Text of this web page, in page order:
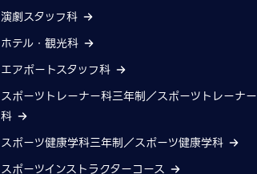
演劇スタッフ科
ホテル・観光科
エアポートスタッフ科
スポーツトレーナー科三年制／スポーツトレーナー
科
スポーツ健康学科三年制／スポーツ健康学科
スポーツインストラクターコース